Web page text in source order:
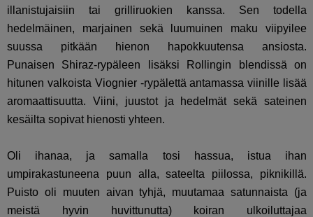
illanistujaisiin tai grilliruokien kanssa. Sen todella
hedelmäinen, marjainen sekä luumuinen maku viipyilee
suussa pitkään hienon hapokkuutensa ansiosta.
Punaisen Shiraz-rypäleen lisäksi Rollingin blendissä on
hitunen valkoista Viognier -rypälettä antamassa viinille lisää
aromaattisuutta. Viini, juustot ja hedelmät sekä sateinen
kesäilta sopivat hienosti yhteen.
Oli ihanaa, ja samalla tosi hassua, istua ihan
umpirakastuneena puun alla, sateelta piilossa, piknikillä.
Puisto oli muuten aivan tyhjä, muutamaa satunnaista (ja
meistä hyvin huvittunutta) koiran ulkoiluttajaa